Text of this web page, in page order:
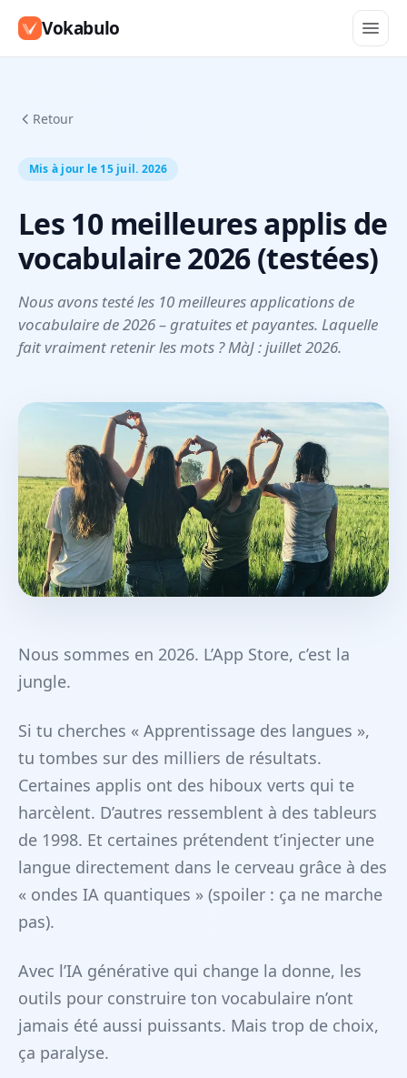
Vokabulo
Retour
Mis à jour le 15 juil. 2026
Les 10 meilleures applis de
vocabulaire 2026 (testées)
Nous avons testé les 10 meilleures applications de
vocabulaire de 2026 – gratuites et payantes. Laquelle
fait vraiment retenir les mots ? MàJ : juillet 2026.
Nous sommes en 2026. L’App Store, c’est la
jungle.
Si tu cherches « Apprentissage des langues »,
tu tombes sur des milliers de résultats.
Certaines applis ont des hiboux verts qui te
harcèlent. D’autres ressemblent à des tableurs
de 1998. Et certaines prétendent t’injecter une
langue directement dans le cerveau grâce à des
« ondes IA quantiques » (spoiler : ça ne marche
pas).
Avec l’IA générative qui change la donne, les
outils pour construire ton vocabulaire n’ont
jamais été aussi puissants. Mais trop de choix,
ça paralyse.